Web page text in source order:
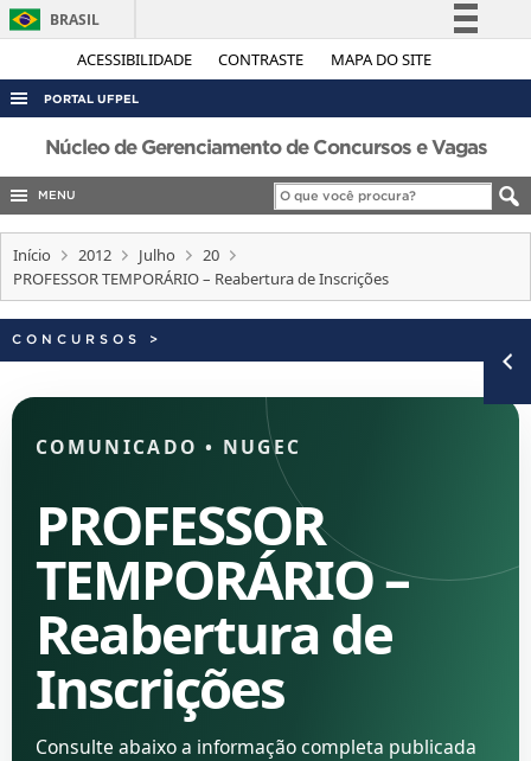
ACESSIBILIDADE CONTRASTE MAPA DO SITE
BRASIL
Simplifique!
Legislação
Canais
PORTAL UFPEL
ACESSO À INFORMAÇÃO
AUDITORIA
CONCURSOS
EDITAIS
INTERNACIONAL
Núcleo de Gerenciamento de Concursos e Vagas
MENU
Início 2012 Julho
20
PROFESSOR TEMPORÁRIO – Reabertura de Inscrições
CONCURSOS >
COMUNICADO • NUGEC
PROFESSOR
TEMPORÁRIO –
Reabertura de
Inscrições
Consulte abaixo a informação completa publicada